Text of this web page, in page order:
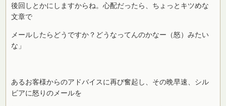
後回しとかにしますからね。心配だったら、ちょっとキツめな
文章で
メールしたらどうですか？どうなってんのかなー（怒）みたい
な」
あるお客様からのアドバイスに再び奮起し、その晩早速、シル
ビアに怒りのメールを